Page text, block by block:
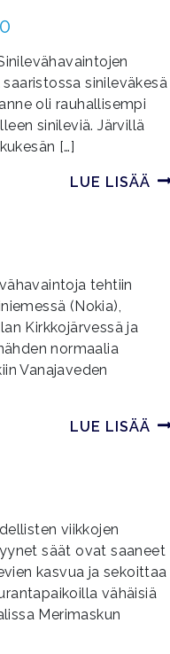
sinileväkesä
oli rauhallisempi
sinileviä. Järvillä
[…]
LUE LISÄÄ
tehtiin
(Nokia),
Kirkkojärvessä ja
normaalia
Vanajaveden
LUE LISÄÄ
viikkojen
säät ovat saaneet
kasvua ja sekoittaa
vähäisiä
Merimaskun